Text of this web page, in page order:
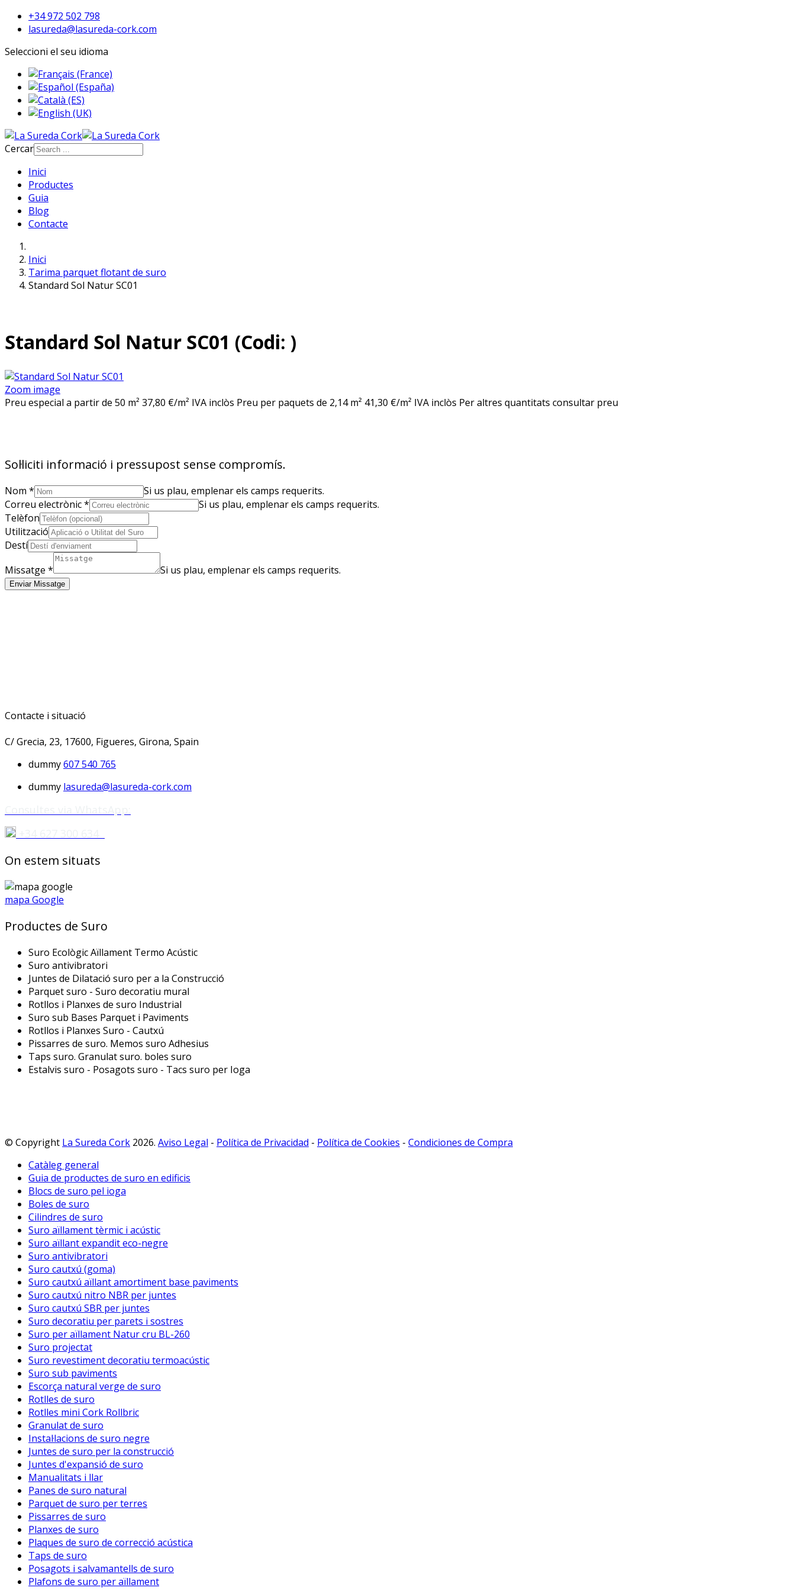
+34 972 502 798
lasureda@lasureda-cork.com
Seleccioni el seu idioma
Cercar
Inici
Productes
Guia
Blog
Contacte
Inici
Tarima parquet flotant de suro
Standard Sol Natur SC01
Standard Sol Natur SC01 (Codi: )
Zoom image
Preu especial a partir de 50 m² 37,80 €/m² IVA inclòs Preu per paquets de 2,14 m² 41,30 €/m² IVA inclòs Per altres quantitats consultar preu
Sol·liciti informació i pressupost sense compromís.
Nom *
Si us plau, emplenar els camps requerits.
Correu electrònic*
Si us plau, emplenar els camps requerits.
Telèfon
Utilització
Destí
Missatge * Si us plau, emplenar els camps requerits.
Enviar Missatge
Contacte i situació
C/ Grecia, 23, 17600, Figueres, Girona, Spain
dummy607 540 765
dummy lasureda@lasureda-cork.com
On estem situats
mapa Google
Productes de Suro
Suro Ecològic Aïllament Termo Acústic
Suro antivibratori
Juntes de Dilatació suro per a la Construcció
Parquet suro - Suro decoratiu mural
Rotllos i Planxes de suro Industrial
Suro sub Bases Parquet i Paviments
Rotllos i Planxes Suro - Cautxú
Pissarres de suro. Memos suro Adhesius
Taps suro. Granulat suro. boles suro
Estalvis suro - Posagots suro - Tacs suro per Ioga
© Copyright La Sureda Cork 2026. Aviso Legal - Política de Privacidad - Política de Cookies - Condiciones de Compra
Catàleg general
Guia de productes de suro en edificis
Blocs de suro pel ioga
Boles de suro
Cilindres de suro
Suro aïllament tèrmic i acústic
Suro aïllant expandit eco-negre
Suro antivibratori
Suro cautxú (goma)
Suro cautxú aïllant amortiment base paviments
Suro cautxú nitro NBR per juntes
Suro cautxú SBR per juntes
Suro decoratiu per parets i sostres
Suro per aïllament Natur cru BL-260
Suro projectat
Suro revestiment decoratiu termoacústic
Suro sub paviments
Escorça natural verge de suro
Rotlles de suro
Rotlles mini Cork Rollbric
Granulat de suro
Instal·lacions de suro negre
Juntes de suro per la construcció
Juntes d'expansió de suro
Manualitats i llar
Panes de suro natural
Parquet de suro per terres
Pissarres de suro
Planxes de suro
Plaques de suro de correcció acústica
Taps de suro
Posagots i salvamantells de suro
Plafons de suro per aïllament